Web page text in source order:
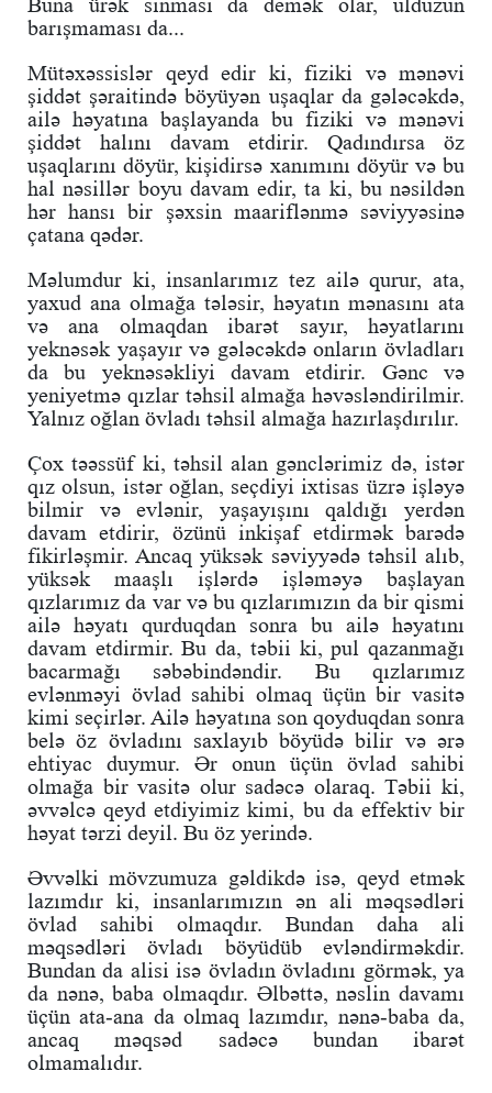
barışmaması da...
Mütəxəssislər qeyd edir ki, fiziki və mənəvi
şiddət şəraitində böyüyən uşaqlar da gələcəkdə,
ailə həyatına başlayanda bu fiziki və mənəvi
şiddət halını davam etdirir. Qadındırsa öz
uşaqlarını döyür, kişidirsə xanımını döyür və bu
hal nəsillər boyu davam edir, ta ki, bu nəsildən
hər hansı bir şəxsin maariflənmə səviyyəsinə
çatana qədər.
Məlumdur ki, insanlarımız tez ailə qurur, ata,
yaxud ana olmağa tələsir, həyatın mənasını ata
və ana olmaqdan ibarət sayır, həyatlarını
yeknəsək yaşayır və gələcəkdə onların övladları
da bu yeknəsəkliyi davam etdirir. Gənc və
yeniyetmə qızlar təhsil almağa həvəsləndirilmir.
Yalnız oğlan övladı təhsil almağa hazırlaşdırılır.
Çox təəssüf ki, təhsil alan gənclərimiz də, istər
qız olsun, istər oğlan, seçdiyi ixtisas üzrə işləyə
bilmir və evlənir, yaşayışını qaldığı yerdən
davam etdirir, özünü inkişaf etdirmək barədə
fikirləşmir. Ancaq yüksək səviyyədə təhsil alıb,
yüksək maaşlı işlərdə işləməyə başlayan
qızlarımız da var və bu qızlarımızın da bir qismi
ailə həyatı qurduqdan sonra bu ailə həyatını
davam etdirmir. Bu da, təbii ki, pul qazanmağı
bacarmağı səbəbindəndir. Bu qızlarımız
evlənməyi övlad sahibi olmaq üçün bir vasitə
kimi seçirlər. Ailə həyatına son qoyduqdan sonra
belə öz övladını saxlayıb böyüdə bilir və ərə
ehtiyac duymur. Ər onun üçün övlad sahibi
olmağa bir vasitə olur sadəcə olaraq. Təbii ki,
əvvəlcə qeyd etdiyimiz kimi, bu da effektiv bir
həyat tərzi deyil. Bu öz yerində.
Əvvəlki mövzumuza gəldikdə isə, qeyd etmək
lazımdır ki, insanlarımızın ən ali məqsədləri
övlad sahibi olmaqdır. Bundan daha ali
məqsədləri övladı böyüdüb evləndirməkdir.
Bundan da alisi isə övladın övladını görmək, ya
da nənə, baba olmaqdır. Əlbəttə, nəslin davamı
üçün ata-ana da olmaq lazımdır, nənə-baba da,
ancaq məqsəd sadəcə bundan ibarət
olmamalıdır.